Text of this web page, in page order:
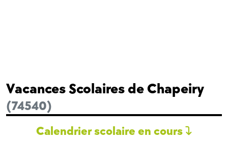
Vacances Scolaires de Chapeiry
(74540)
Calendrier scolaire en cours